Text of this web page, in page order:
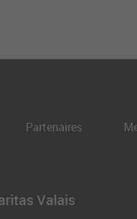
Partenaires
Valais